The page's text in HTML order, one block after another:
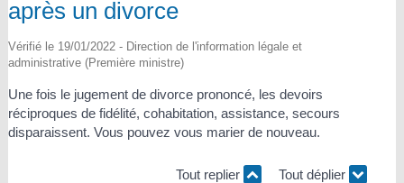
après un divorce
Vérifié le 19/01/2022 - Direction de l'information légale et
administrative (Première ministre)
Une fois le jugement de divorce prononcé, les devoirs
réciproques de fidélité, cohabitation, assistance, secours
disparaissent. Vous pouvez vous marier de nouveau.
Tout replier Tout déplier